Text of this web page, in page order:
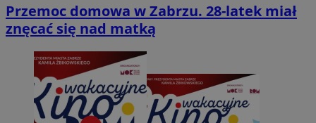
Przemoc domowa w Zabrzu. 28-latek miał
znęcać się nad matką